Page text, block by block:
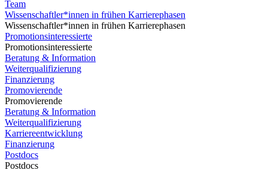
Team
Wissenschaftler*innen in frühen Karrierephasen
Wissenschaftler*innen in frühen Karrierephasen
Promotionsinteressierte
Promotionsinteressierte
Beratung & Information
Weiterqualifizierung
Finanzierung
Promovierende
Promovierende
Beratung & Information
Weiterqualifizierung
Karriereentwicklung
Finanzierung
Postdocs
Postdocs